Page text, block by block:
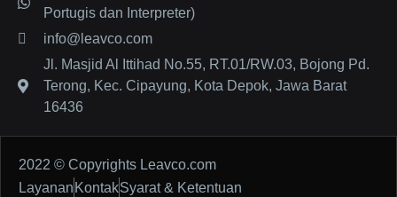
Portugis dan Interpreter)
info@leavco.com
Jl. Masjid Al Ittihad No.55, RT.01/RW.03, Bojong Pd.
Terong, Kec. Cipayung, Kota Depok, Jawa Barat
16436
2022 © Copyrights Leavco.com
Layanan KontakSyarat & Ketentuan